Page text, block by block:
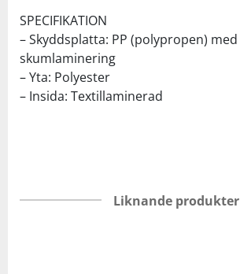
SPECIFIKATION
– Skyddsplatta: PP (polypropen) med
skumlaminering
– Yta: Polyester
– Insida: Textillaminerad
Liknande produkter